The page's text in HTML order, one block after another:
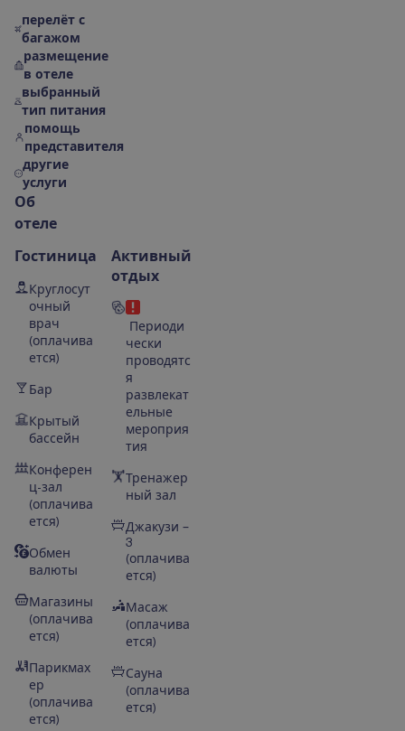
перелёт с
багажом
размещение
в отеле
выбранный
тип питания
помощь
представителя
другие
услуги
Об
отеле
Гостиница
Круглосут
очный
врач
(оплачива
ется)
Бар
Крытый
бассейн
Конферен
ц-зал
(оплачива
ется)
Обмен
валюты
Магазины
(оплачива
ется)
Парикмах
ер
(оплачива
ется)
Активный
отдых
Периоди
чески
проводятс
я
развлекат
ельные
мероприя
тия
Тренажер
ный зал
Джакузи –
3
(оплачива
ется)
Масаж
(оплачива
ется)
Сауна
(оплачива
ется)